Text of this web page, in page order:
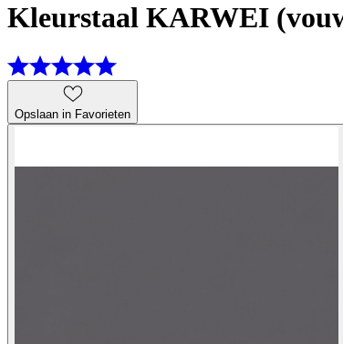
Kleurstaal KARWEI
Opslaan in Favorieten